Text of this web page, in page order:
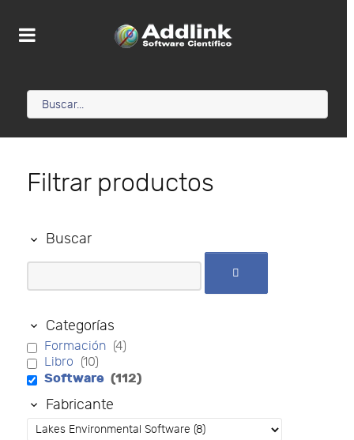
Filtrar productos
Buscar
Categorías
Formación (4)
Libro (10)
Software (112)
Fabricante